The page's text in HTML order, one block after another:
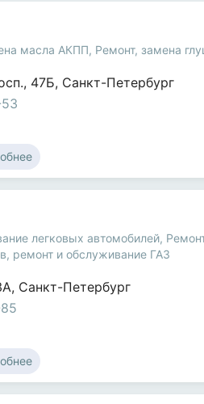
масла АКПП, Ремонт, замена
, 47Б, Санкт-Петербург
легковых автомобилей,
, ремонт и обслуживание ГАЗ
, Санкт-Петербург